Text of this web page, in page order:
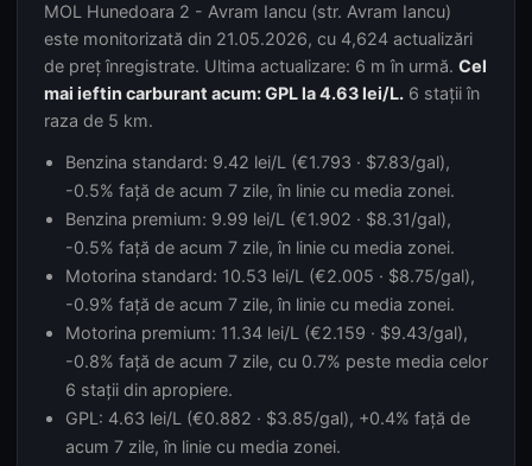
MOL Hunedoara 2 - Avram Iancu (str. Avram Iancu)
este monitorizată din 21.05.2026, cu 4,624 actualizări
de preț înregistrate. Ultima actualizare: 6 m în urmă. Cel
mai ieftin carburant acum: GPL la 4.63 lei/L. 6 stații în
raza de 5 km.
Benzina standard: 9.42 lei/L (€1.793 · $7.83/gal),
-0.5% față de acum 7 zile, în linie cu media zonei.
Benzina premium: 9.99 lei/L (€1.902 · $8.31/gal),
-0.5% față de acum 7 zile, în linie cu media zonei.
Motorina standard: 10.53 lei/L (€2.005 · $8.75/gal),
-0.9% față de acum 7 zile, în linie cu media zonei.
Motorina premium: 11.34 lei/L (€2.159 · $9.43/gal),
-0.8% față de acum 7 zile, cu 0.7% peste media celor
6 stații din apropiere.
GPL: 4.63 lei/L (€0.882 · $3.85/gal), +0.4% față de
acum 7 zile, în linie cu media zonei.